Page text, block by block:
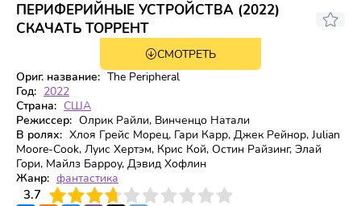
ПЕРИФЕРИЙНЫЕ УСТРОЙСТВА (2022)
СКАЧАТЬ ТОРРЕНТ
1 сезон 8 серия
7,029
СМОТРЕТЬ
Ориг. название: The Peripheral
Год: 2022
Страна: США
Режиссер: Олрик Райли, Винченцо Натали
В ролях: Хлоя Грейс Морец, Гари Карр, Джек Рейнор, Julian
Moore-Cook, Луис Хертэм, Крис Кой, Остин Райзинг, Элай
Гори, Майлз Барроу, Дэвид Хофлин
Жанр: фантастика
3.7
4 6 7 8 9 10